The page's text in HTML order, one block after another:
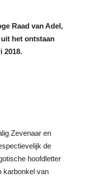
Raad van Adel,
het ontstaan
2018.
Zevenaar en
de
hoofdletter
karbonkel van